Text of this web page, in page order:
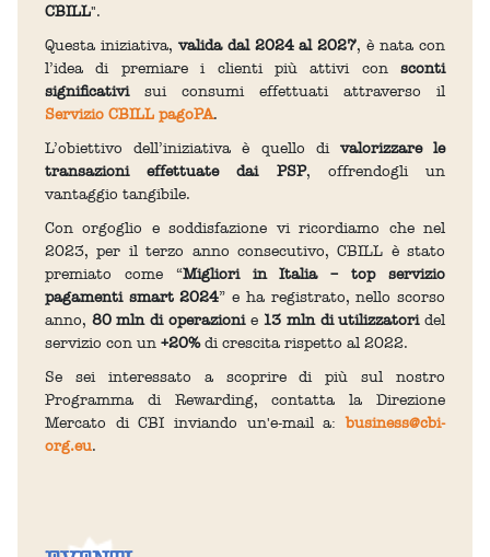
CBILL".
Questa iniziativa, valida dal 2024 al 2027, è nata con
l’idea di premiare i clienti più attivi con sconti
significativisui consumi effettuati attraverso il
Servizio CBILL pagoPA.
L’obiettivo dell’iniziativa è quello di valorizzare le
transazioni effettuate dai PSP, offrendogli un
vantaggio tangibile.
Con orgoglio e soddisfazione vi ricordiamo che nel
2023, per il terzo anno consecutivo, CBILL è stato
premiato come “Migliori in Italia – top servizio
pagamenti smart 2024” e ha registrato, nello scorso
anno, 80 mln di operazionie 13 mln di utilizzatoridel
servizio con un +20%di crescita rispetto al 2022.
Se sei interessato a scoprire di più sul nostro
Programma di Rewarding, contatta la Direzione
Mercato di CBI inviando un'e-mail a: business@cbi-
org.eu.